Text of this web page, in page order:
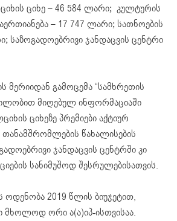
ციხე – 46 584 ლარი; კულტურის
– 17 747 ლარი; სათნოების
საზოგადოებრივი ჯანდაცვის ცენტრი
გამოცემა “სამხრეთის
მიღებულ ინფორმაციაში
ციხეზე პრემიები აქტიურ
წახალისების
ჯანდაცვის ცენტრში კი
სანიმუშოდ შესრულებისათვის.
ოდენობა 2019 წლის ბიუჯეტით,
მხოლოდ ორი ა(ა)იპ-ისთვისაა.